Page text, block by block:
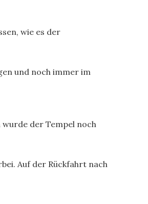
wie es der
und noch immer im
der Tempel noch
Auf der Rückfahrt nach